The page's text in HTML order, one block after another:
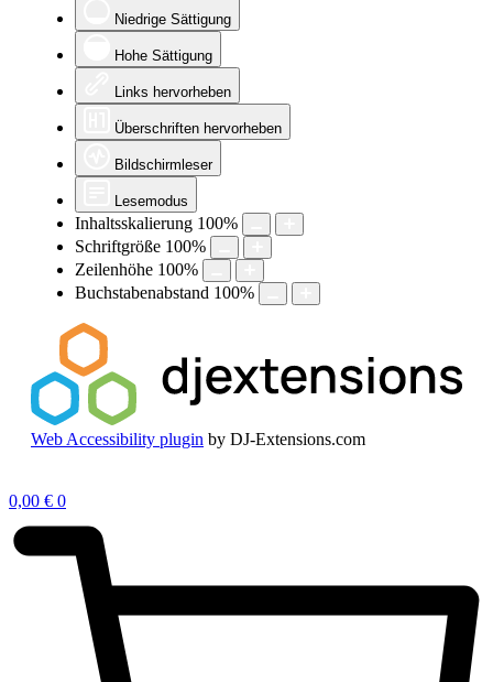
Niedrige Sättigung
Hohe Sättigung
Links hervorheben
Überschriften hervorheben
Bildschirmleser
Lesemodus
Inhaltsskalierung 100%
Schriftgröße 100%
Zeilenhöhe 100%
Buchstabenabstand 100%
Web Accessibility plugin by DJ-Extensions.com
Inhalt
0,00 € 0